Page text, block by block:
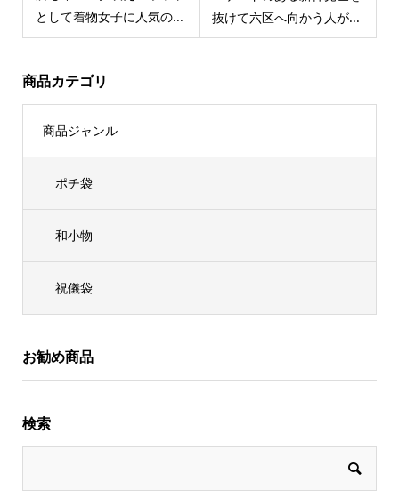
として着物女子に人気の...
抜けて六区へ向かう人が...
商品カテゴリ
商品ジャンル
ポチ袋
和小物
祝儀袋
お勧め商品
検索